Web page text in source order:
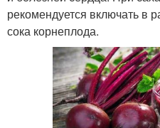
рекомендуется включать в
сока корнеплода.